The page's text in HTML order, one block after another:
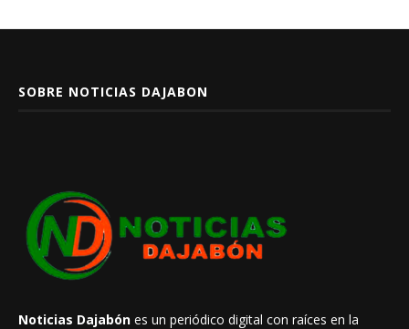
SOBRE NOTICIAS DAJABON
Noticias Dajabón es un periódico digital con raíces en la